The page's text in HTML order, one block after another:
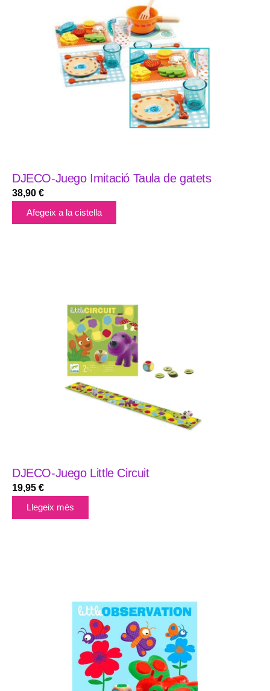
DJECO-Juego Imitació Taula de gatets
38,90 €
Afegeix a la cistella
DJECO-Juego Little Circuit
19,95 €
Llegeix més